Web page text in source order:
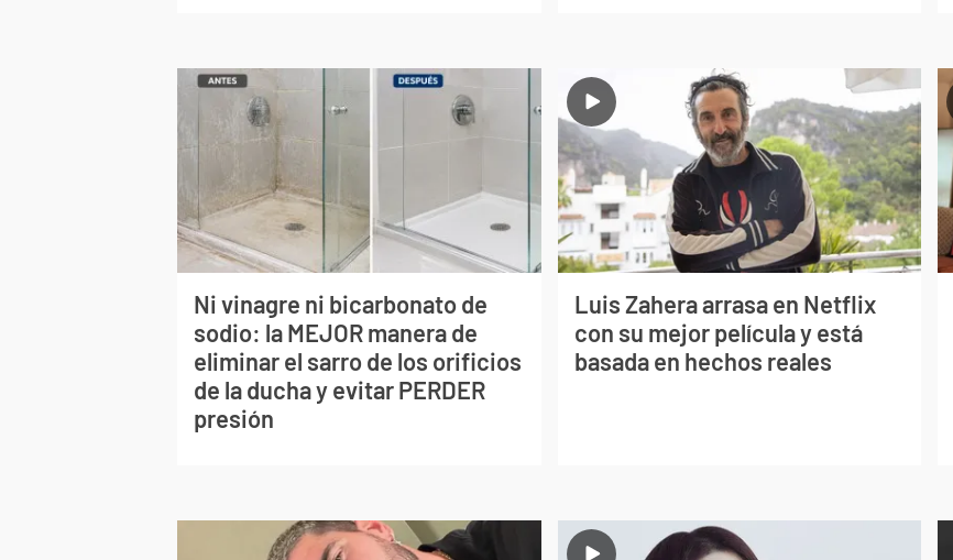
Ni vinagre ni bicarbonato de
sodio: la MEJOR manera de
eliminar el sarro de los orificios
de la ducha y evitar PERDER
presión
Luis Zahera arrasa en Netflix
con su mejor película y está
basada en hechos reales